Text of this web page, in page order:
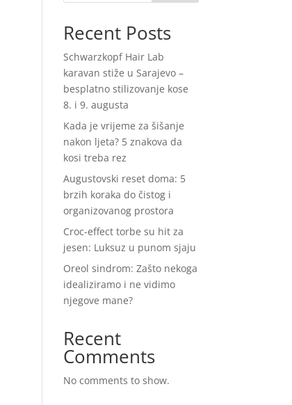
Recent Posts
Schwarzkopf Hair Lab
karavan stiže u Sarajevo –
besplatno stilizovanje kose
8. i 9. augusta
Kada je vrijeme za šišanje
nakon ljeta? 5 znakova da
kosi treba rez
Augustovski reset doma: 5
brzih koraka do čistog i
organizovanog prostora
Croc-effect torbe su hit za
jesen: Luksuz u punom sjaju
Oreol sindrom: Zašto nekoga
idealiziramo i ne vidimo
njegove mane?
Recent
Comments
No comments to show.